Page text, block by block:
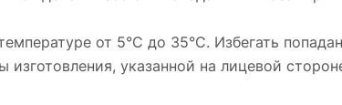
от 5°С до 35°С. Избегать
изготовления, указанной на лицевой